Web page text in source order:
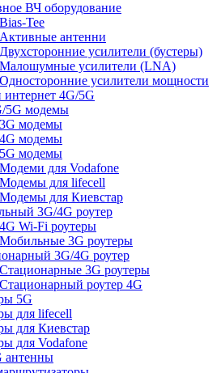
ВЧ оборудование
Bias-Tee
Активные антенни
Двухсторонние усилители (бустеры)
Малошумные усилители (LNA)
Односторонние усилители мощности
4G/5G
5G модемы
3G модемы
4G модемы
5G модемы
Модеми для Vodafone
Модемы для lifecell
Модемы для Киевстар
3G/4G роутер
4G Wi-Fi роутеры
Мобильные 3G роутеры
3G/4G роутер
Стационарные 3G роутеры
Стационарный роутер 4G
5G
для lifecell
для Киевстар
для Vodafone
антенны